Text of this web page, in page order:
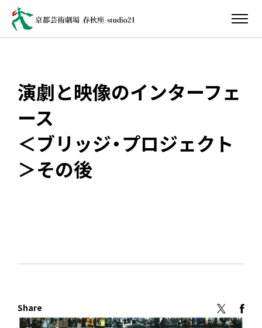
演劇と映像のインターフェ
ース
＜ブリッジ・プロジェクト
＞その後
Share